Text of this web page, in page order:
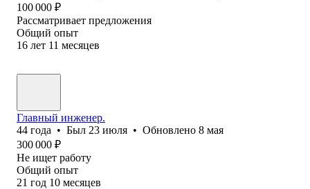
100 000 ₽
Рассматривает предложения
Общий опыт
16 лет 11 месяцев
Главный инженер.
44 года • Был 23 июля • Обновлено 8 мая
300 000 ₽
Не ищет работу
Общий опыт
21 год 10 месяцев